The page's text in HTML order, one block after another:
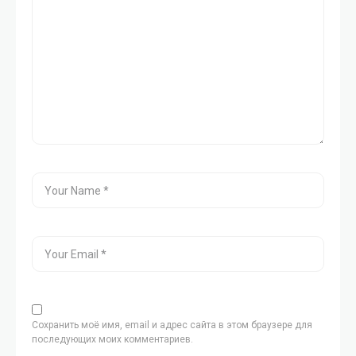
Сохранить моё имя, email и адрес сайта в этом браузере для
последующих моих комментариев.